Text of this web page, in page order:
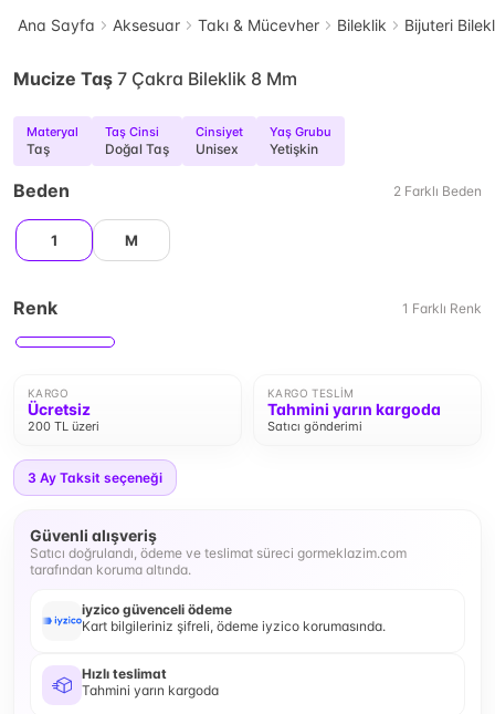
Ana Sayfa Aksesuar Takı & Mücevher Bileklik Bijuteri
Mucize Taş 7 Çakra Bileklik 8 Mm
Materyal
Taş
Taş Cinsi
Doğal Taş
Cinsiyet
Unisex
Yaş Grubu
Yetişkin
Beden 2 Farklı Beden
1 M
Renk 1 Farklı Renk
KARGO
Ücretsiz
200 TL üzeri
KARGO TESLIM
Tahmini yarın kargoda
Satıcı gönderimi
3 Ay Taksit seçeneği
Güvenli alışveriş
Satıcı doğrulandı, ödeme ve teslimat süreci gormeklazim.com
tarafından koruma altında.
iyzico güvenceli ödeme
Kart bilgileriniz şifreli, ödeme iyzico korumasında.
Hızlı teslimat
Tahmini yarın kargoda